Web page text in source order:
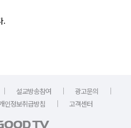
.
｜ 설교방송참여 ｜ 광고문의
｜
인정보취급방침 ｜ 고객센터